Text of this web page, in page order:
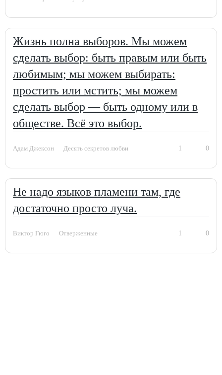
Жизнь полна выборов. Мы можем
сделать выбор: быть правым или быть
любимым; мы можем выбирать:
простить или мстить; мы можем
сделать выбор — быть одному или в
обществе. Всё это выбор.
Адам Джексон Десять секретов любви 1 0
Не надо языков пламени там, где
достаточно просто луча.
Виктор Гюго Отверженные 1 0